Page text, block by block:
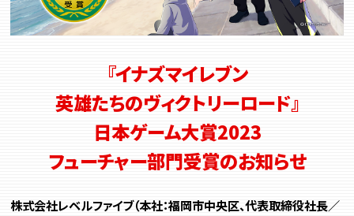
『イナズマイレブン
英雄たちのヴィクトリーロード』
日本ゲーム大賞2023
フューチャー部門受賞のお知らせ
株式会社レベルファイブ（本社：福岡市中央区、代表取締役社長／